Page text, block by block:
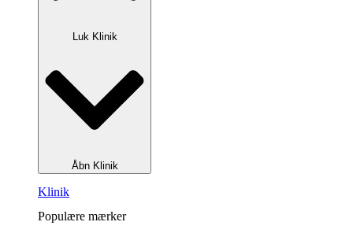
Luk Klinik
Åbn Klinik
Klinik
Populære mærker